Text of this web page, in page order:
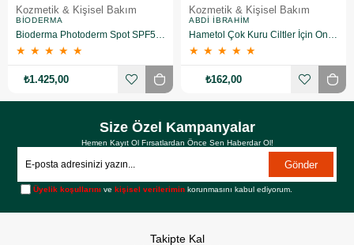
Kozmetik & Kişisel Bakım
BIODERMA
Bioderma Photoderm Spot SPF50+ 150 ml
★ ★ ★ ★ ★
₺1.425,00
Kozmetik & Kişisel Bakım
ABDI İBRAHIM
Hametol Çok Kuru Ciltler İçin Onarıcı Bakım Kremi 30 g
★ ★ ★ ★ ★
₺162,00
Size Özel Kampanyalar
Hemen Kayıt Ol Fırsatlardan Önce Sen Haberdar Ol!
Gönder
Üyelik koşullarını vekişisel verilerimin korunmasını kabul ediyorum.
Takipte Kal